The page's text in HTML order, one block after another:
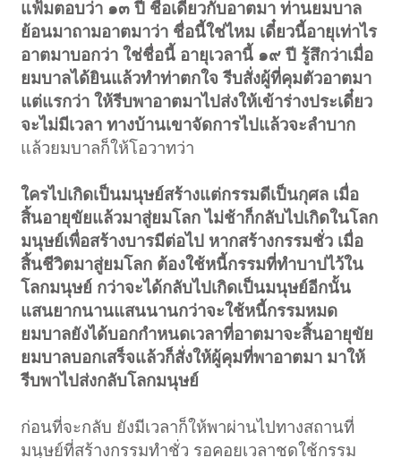
แฟ้มตอบว่า ๑๓ ปี ชื่อเดียวกับอาตมา ท่านยมบาล
ย้อนมาถามอาตมาว่า ชื่อนี้ใช่ไหม เดี๋ยวนี้อายุเท่าไร
อาตมาบอกว่า ใช่ชื่อนี้ อายุเวลานี้ ๑๙ ปี รู้สึกว่าเมื่อ
ยมบาลได้ยินแล้วทำท่าตกใจ รีบสั่งผู้ที่คุมตัวอาตมา
แต่แรกว่า ให้รีบพาอาตมาไปส่งให้เข้าร่างประเดี๋ยว
จะไม่มีเวลา ทางบ้านเขาจัดการไปแล้วจะลำบาก
แล้วยมบาลก็ให้โอวาทว่า
ใครไปเกิดเป็นมนุษย์สร้างแต่กรรมดีเป็นกุศล เมื่อ
สิ้นอายุขัยแล้วมาสู่ยมโลก ไม่ช้าก็กลับไปเกิดในโลก
มนุษย์เพื่อสร้างบารมีต่อไป หากสร้างกรรมชั่ว เมื่อ
สิ้นชีวิตมาสู่ยมโลก ต้องใช้หนี้กรรมที่ทำบาปไว้ใน
โลกมนุษย์ กว่าจะได้กลับไปเกิดเป็นมนุษย์อีกนั้น
แสนยากนานแสนนานกว่าจะใช้หนี้กรรมหมด
ยมบาลยังได้บอกกำหนดเวลาที่อาตมาจะสิ้นอายุขัย
ยมบาลบอกเสร็จแล้วก็สั่งให้ผู้คุมที่พาอาตมา มาให้
รีบพาไปส่งกลับโลกมนุษย์
ก่อนที่จะกลับ ยังมีเวลาก็ให้พาผ่านไปทางสถานที่
มนุษย์ที่สร้างกรรมทำชั่ว รอคอยเวลาชดใช้กรรม